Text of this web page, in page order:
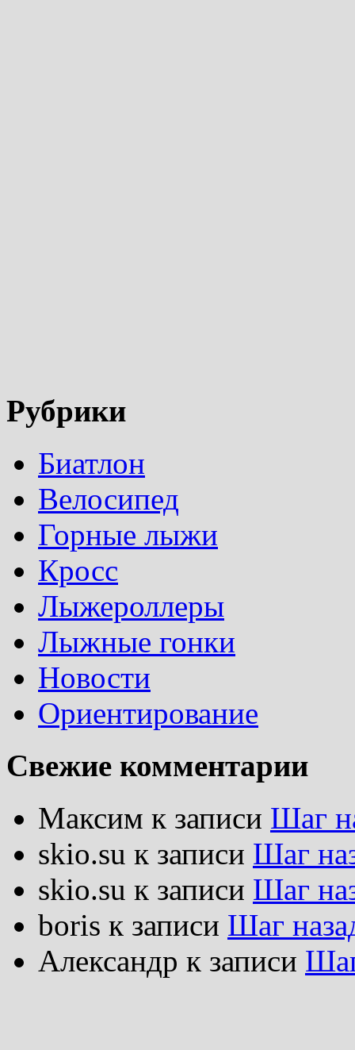
Рубрики
Биатлон
Велосипед
Горные лыжи
Кросс
Лыжероллеры
Лыжные гонки
Новости
Ориентирование
Свежие комментарии
Максим к записи Шаг
skio.su к записи Шаг
skio.su к записи Шаг
boris к записи Шаг
Александр к записи